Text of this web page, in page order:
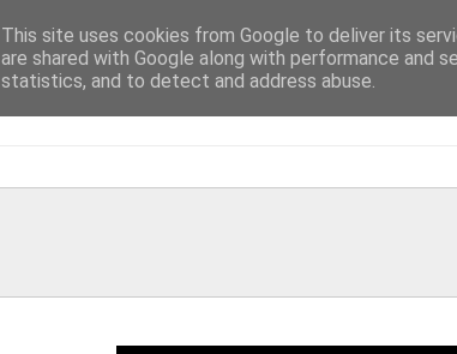
This site uses cookies from Google to deliver its
are shared with Google along with performance and
statistics, and to detect and address abuse.